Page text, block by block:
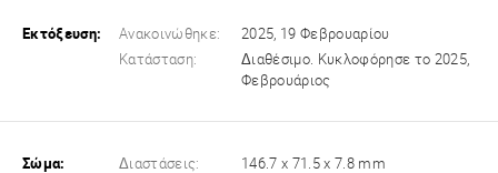
Εκτόξευση: Ανακοινώθηκε:
2025, 19 Φεβρουαρίου
Κατάσταση:
Διαθέσιμο. Κυκλοφόρησε το 2025,
Φεβρουάριος
Σώμα: Διαστάσεις:
146.7 x 71.5 x 7.8 mm